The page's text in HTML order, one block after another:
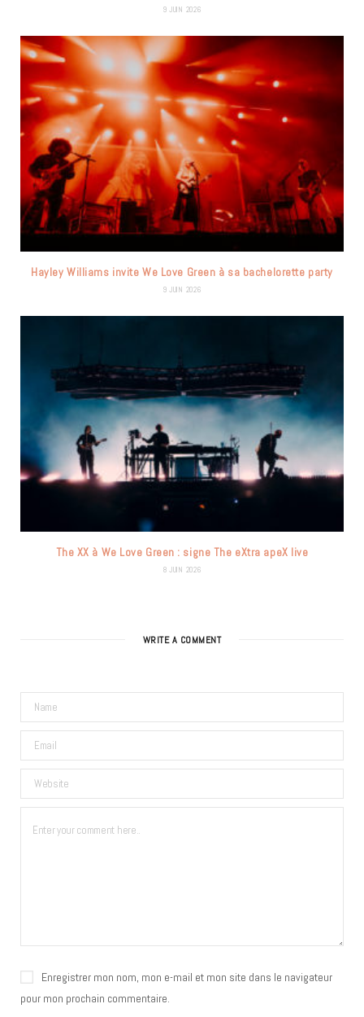
9 JUIN 2026
Hayley Williams invite We Love Green à sa bachelorette party
9 JUIN 2026
The XX à We Love Green : signe The eXtra apeX live
8 JUIN 2026
WRITE A COMMENT
Enregistrer mon nom, mon e-mail et mon site dans le navigateur
pour mon prochain commentaire.